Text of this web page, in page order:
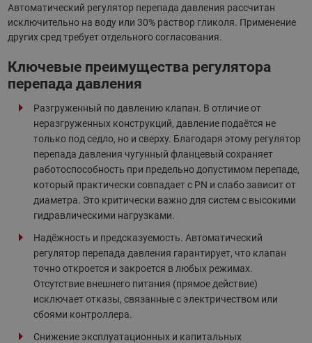
Автоматический регулятор перепада давления рассчитан
исключительно на воду или 30% раствор гликоля. Применение
других сред требует отдельного согласования.
Ключевые преимущества регулятора
перепада давления
Разгруженный по давлению клапан. В отличие от
неразгруженных конструкций, давление подаётся не
только под седло, но и сверху. Благодаря этому регулятор
перепада давления чугунный фланцевый сохраняет
работоспособность при предельно допустимом перепаде,
который практически совпадает с PN и слабо зависит от
диаметра. Это критически важно для систем с высокими
гидравлическими нагрузками.
Надёжность и предсказуемость. Автоматический
регулятор перепада давления гарантирует, что клапан
точно откроется и закроется в любых режимах.
Отсутствие внешнего питания (прямое действие)
исключает отказы, связанные с электричеством или
сбоями контроллера.
Снижение эксплуатационных и капитальных